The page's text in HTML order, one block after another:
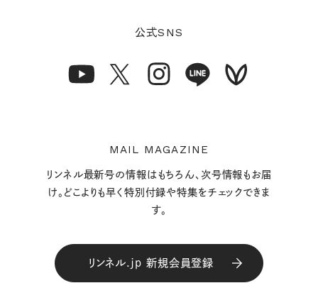
公式SNS
MAIL MAGAZINE
リンネル最新号の情報はもちろん、次号情報もお届
け。どこよりも早く特別付録や特集をチェックできま
す。
リンネル.jp 新規会員登録